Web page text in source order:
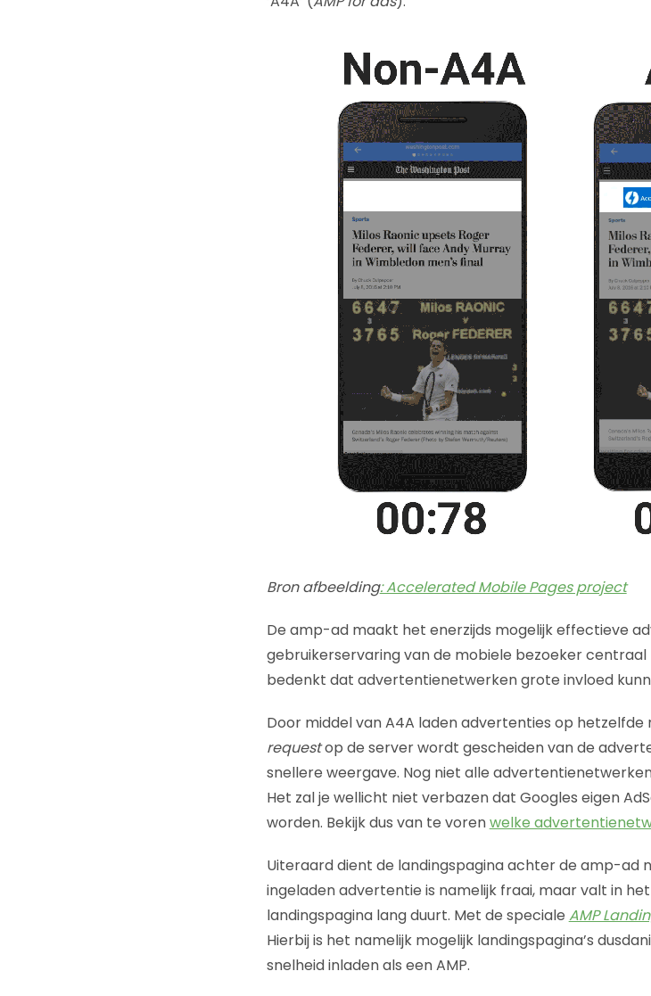
Bron afbeelding: Accelerated Mobile Pages project
De amp-ad maakt het enerzijds mogelijk effectieve
gebruikerservaring van de mobiele bezoeker centraal
bedenkt dat advertentienetwerken grote invloed
Door middel van A4A laden advertenties op
requestop de server wordt gescheiden van de
snellere weergave. Nog niet alle
Het zal je wellicht niet verbazen dat Googles eigen
worden. Bekijk dus van te vorenwelke
Uiteraard dient de landingspagina achter de amp-ad
ingeladen advertentie is namelijk fraai, maar valt in
landingspagina lang duurt. Met de speciale AMP
Hierbij is het namelijk mogelijk landingspagina’s
snelheid inladen als een AMP.